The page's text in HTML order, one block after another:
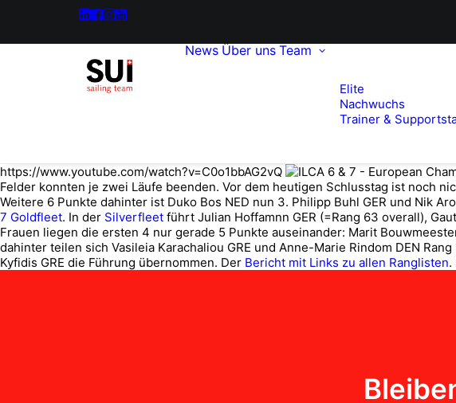
News Über uns Team
Elite
Nachwuchs
Trainer &
https://www.youtube.com/watch?v=C0o1bbAG2vQ
Felder konnten je zwei Läufe beenden. Vor dem heutigen Schlusstag ist noch
Weitere 6 Punkte dahinter ist Duko Bos NED nun 3. Philipp Buhl GER und Nik
7 Goldfleet. In der Silverfleet führt Julian Hoffamnn GER (=Rang 63 overall),
Frauen liegen die ersten 4 nur gerade 5 Punkte auseinander: Marit
dahinter teilen sich Vasileia Karachaliou GRE und Anne-Marie Rindom DEN
Kyfidis GRE die Führung übernommen. Der Bericht mit Links zu allen Ranglisten.